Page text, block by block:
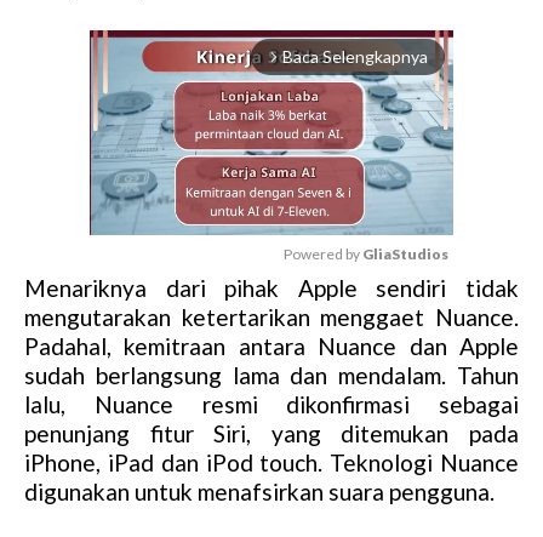
arrow_forward_ios Baca Selengkapnya
M
u
t
e
Powered by GliaStudios
Menariknya dari pihak Apple sendiri tidak
mengutarakan ketertarikan menggaet Nuance.
Padahal, kemitraan antara Nuance dan Apple
sudah berlangsung lama dan mendalam. Tahun
lalu, Nuance resmi dikonfirmasi sebagai
penunjang fitur Siri, yang ditemukan pada
iPhone, iPad dan iPod touch. Teknologi Nuance
digunakan untuk menafsirkan suara pengguna.